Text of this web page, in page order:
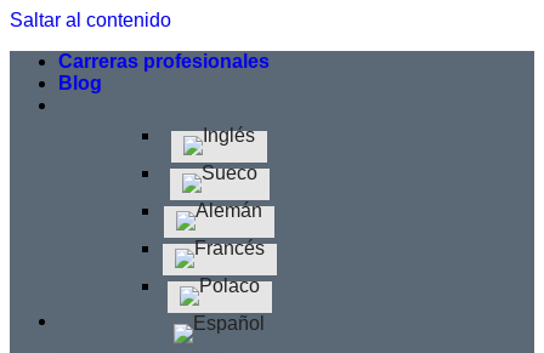
Saltar al contenido
Carreras profesionales
Blog